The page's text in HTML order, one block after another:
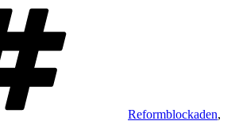
Reformblockaden,